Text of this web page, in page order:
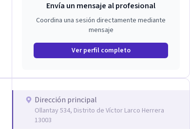
Envía un mensaje al profesional
Coordina una sesión directamente mediante
mensaje
Ver perfil completo
Dirección principal
Ollantay 534, Distrito de Víctor Larco Herrera
13003